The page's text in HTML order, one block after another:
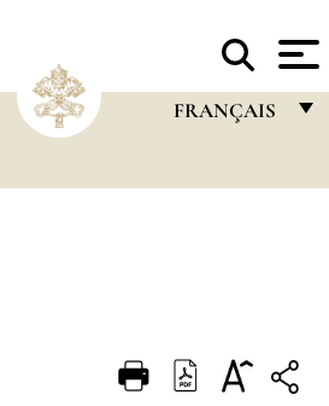
FRANÇAIS
DEUTSCH